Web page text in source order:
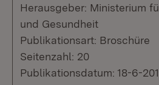
Herausgeber: Ministerium
und Gesundheit
Publikationsart: Broschüre
Seitenzahl: 20
Publikationsdatum: 18-6-